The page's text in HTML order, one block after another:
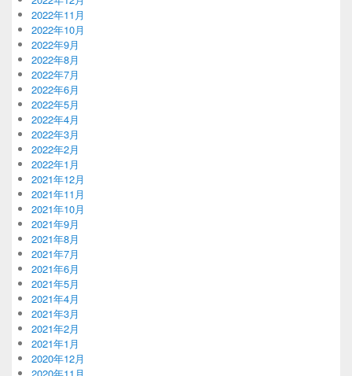
2022年11月
2022年10月
2022年9月
2022年8月
2022年7月
2022年6月
2022年5月
2022年4月
2022年3月
2022年2月
2022年1月
2021年12月
2021年11月
2021年10月
2021年9月
2021年8月
2021年7月
2021年6月
2021年5月
2021年4月
2021年3月
2021年2月
2021年1月
2020年12月